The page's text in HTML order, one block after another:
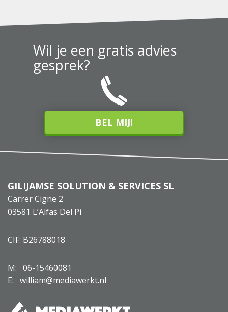
Wil je een gratis advies
gesprek?
BEL MIJ!
GILIJAMSE SOLUTION & SERVICES SL
Carrer Cigne 2
03581 L’Alfas Del Pi
CIF: B26788018
M: 06-15460081
E: william@mediawerkt.nl